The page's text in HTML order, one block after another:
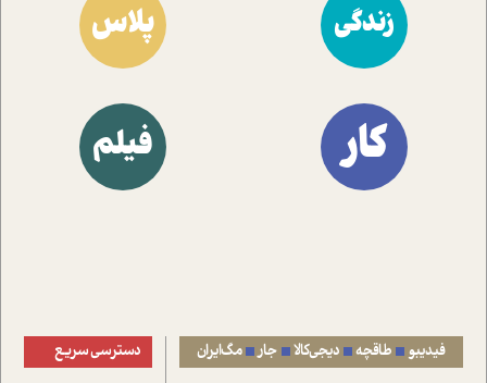
زندگی پلاس
کار فیلم
فیدیبو طاقچه دیجی‌کالا جار مگ‌ایران دسترسی سریع